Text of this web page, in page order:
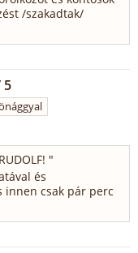
/szakadtak/
5
"
és
innen csak pár perc